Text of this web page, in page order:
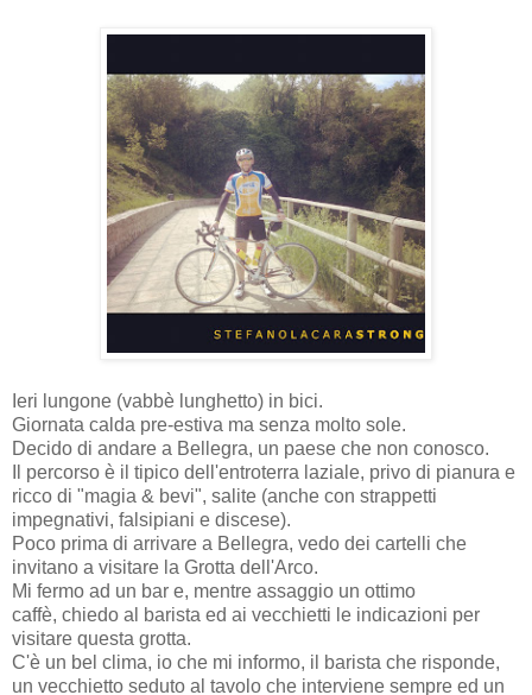
eri lungone (vabbè lunghetto) in bici.
Giornata calda pre-estiva ma senza molto sole.
Decido di andare a Bellegra, un paese che non conosco.
Il percorso è il tipico dell'entroterra laziale, privo di pianura e
ricco di "magia & bevi", salite (anche con strappetti
impegnativi, falsipiani e discese).
Poco prima di arrivare a Bellegra, vedo dei cartelli che
invitano a visitare la Grotta dell'Arco.
Mi fermo ad un bar e, mentre assaggio un ottimo
caffè, chiedo al barista ed ai vecchietti le indicazioni per
visitare questa grotta.
C'è un bel clima, io che mi informo, il barista che risponde,
un vecchietto seduto al tavolo che interviene sempre ed un